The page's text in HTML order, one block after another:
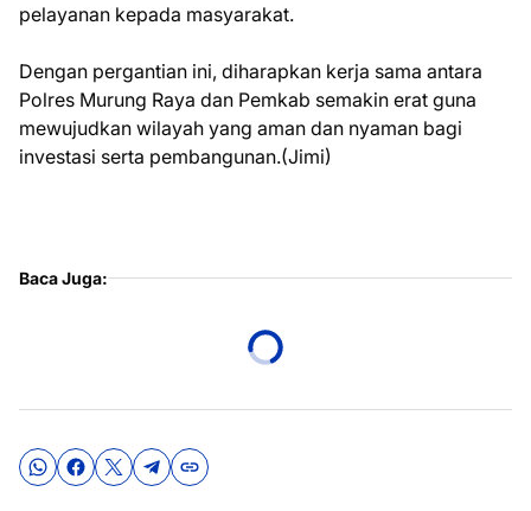
pelayanan kepada masyarakat.
Dengan pergantian ini, diharapkan kerja sama antara
Polres Murung Raya dan Pemkab semakin erat guna
mewujudkan wilayah yang aman dan nyaman bagi
investasi serta pembangunan.(Jimi)
Baca Juga: